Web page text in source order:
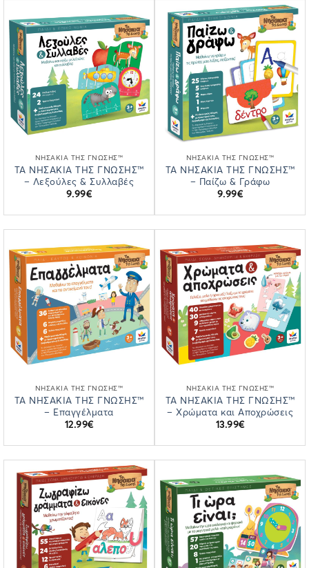
ΝΗΣΆΚΙΑ ΤΗΣ ΓΝΏΣΗΣ™
ΤΑ ΝΗΣΑΚΙΑ ΤΗΣ ΓΝΩΣΗΣ™
– Λεξούλες & Συλλαβές
9.99€
ΝΗΣΆΚΙΑ ΤΗΣ ΓΝΏΣΗΣ™
ΤΑ ΝΗΣΑΚΙΑ ΤΗΣ ΓΝΩΣΗΣ™
– Παίζω & Γράφω
9.99€
ΝΗΣΆΚΙΑ ΤΗΣ ΓΝΏΣΗΣ™
ΤΑ ΝΗΣΑΚΙΑ ΤΗΣ ΓΝΩΣΗΣ™
– Επαγγέλματα
12.99€
ΝΗΣΆΚΙΑ ΤΗΣ ΓΝΏΣΗΣ™
ΤΑ ΝΗΣΑΚΙΑ ΤΗΣ ΓΝΩΣΗΣ™
– Χρώματα και Αποχρώσεις
13.99€